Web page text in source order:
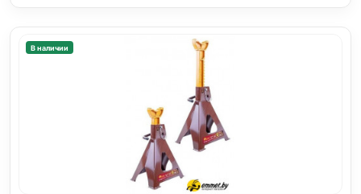
В наличии